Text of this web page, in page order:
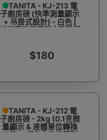
TANITA - KJ-213 電
子廚房磅 (快準測量顯示
+ 吊掛式設計) - 白色 |
烘焙蛋糕電子磅 | 香港行
$180
TANITA - KJ-212 電
子廚房磅 - 2kg (0.1克微
量顯示 & 液體單位轉換
功能) - 紅色 | 烘焙蛋糕